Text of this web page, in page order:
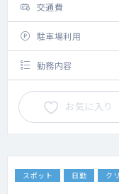
交通費
駐車場利用
勤務内容
お気に入り
スポット 日勤 ク